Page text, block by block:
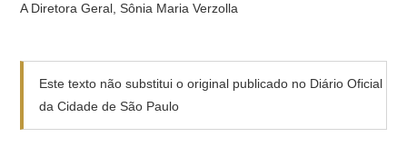
A Diretora Geral, Sônia Maria Verzolla
Este texto não substitui o original publicado no Diário Oficial
da Cidade de São Paulo